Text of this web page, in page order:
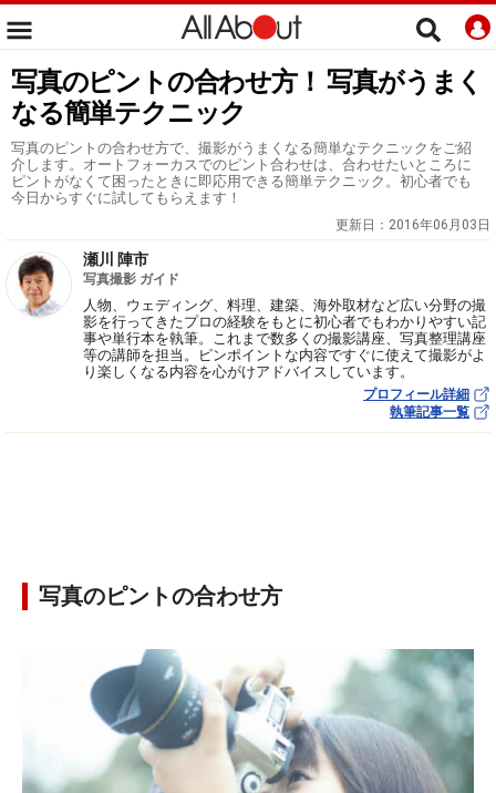
写真のピントの合わせ方！ 写真がうまく
なる簡単テクニック
写真のピントの合わせ方で、撮影がうまくなる簡単なテクニックをご紹
介します。オートフォーカスでのピント合わせは、合わせたいところに
ピントがなくて困ったときに即応用できる簡単テクニック。初心者でも
今日からすぐに試してもらえます！
更新日： 2016年06月03日
瀬川 陣市
写真撮影 ガイド
人物、ウェディング、料理、建築、海外取材など広い分野の撮
影を行ってきたプロの経験をもとに初心者でもわかりやすい記
事や単行本を執筆。これまで数多くの撮影講座、写真整理講座
等の講師を担当。ピンポイントな内容ですぐに使えて撮影がよ
り楽しくなる内容を心がけアドバイスしています。
プロフィール詳細
執筆記事一覧
写真のピントの合わせ方